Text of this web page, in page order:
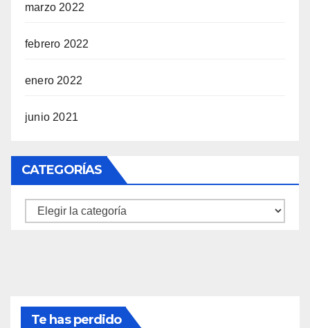
marzo 2022
febrero 2022
enero 2022
junio 2021
CATEGORÍAS
Categorías
Te has perdido